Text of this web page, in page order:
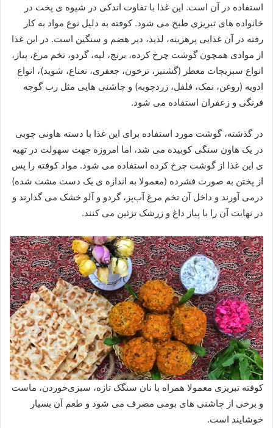
استفاده در آن است. این غذا با تفاوت اندکی در شیوه‌ ی پخت در
خانواده‌ های تبریزی طبخ می ‌شود. کوفته به دلیل نوع مواد به کار
رفته در آن غذایی پرهزینه، لذیذ، دیر هضم و سنگین است. در این غذا
از موادی همچون گوشت چرخ‌ کرده، برنج، لپه، گردو، تخم‌ مرغ، پیاز،
انواع سبزیجات معطر (گشنیز، ترخون، جعفری، نعناع، شوید)، انواع
ادویه (روغن، نمک، فلفل، زردچوبه) و چاشنی‌ هایی مثل رب گوجه‌
فرنگی و زعفران استفاده می‌ شود.
در گذشته، گوشت مورد استفاده برای این غذا با دسته ‌هاونی چوبی
در یک هاون سنگی کوبیده می شد، اما امروزه جهت سهولت در تهیه‌
ی این غذا از گوشت چرخ کرده استفاده می ‌شود. مواد کوفته را پس
از پختن به صورت فشرده (معمولا به اندازه ی یک دست مشت شده)
درمی‌ آورند و داخل آن تخم‌ مرغ آب‌پز، گردو و آلو خشک می‌ گذارند و
در نهایت آن را با پیاز داغ و زرشک تزئین می ‌کنند.
کوفته‌ تبریزی معمولا همراه با نان سنگک تازه، سبزی‌خوردن، ماست
و برخی از چاشنی‌ های بومی مصرف می‌ شود و طعم آن بسیار
خوشایند است.